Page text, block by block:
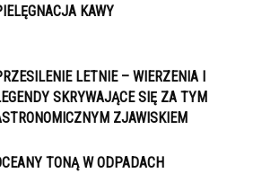
KAWY
LETNIE – WIERZENIA I
SKRYWAJĄCE SIĘ ZA TYM
ZJAWISKIEM
TONĄ W ODPADACH